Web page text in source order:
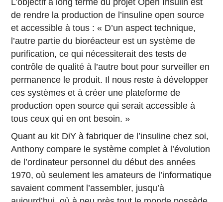
L’objectif à long terme du projet Open Insulin est
de rendre la production de l’insuline open source
et accessible à tous : « D’un aspect technique,
l’autre partie du bioréacteur est un système de
purification, ce qui nécessiterait des tests de
contrôle de qualité à l’autre bout pour surveiller en
permanence le produit. Il nous reste à développer
ces systèmes et à créer une plateforme de
production open source qui serait accessible à
tous ceux qui en ont besoin. »
Quant au kit DiY à fabriquer de l’insuline chez soi,
Anthony compare le système complet à l’évolution
de l’ordinateur personnel du début des années
1970, où seulement les amateurs de l’informatique
savaient comment l’assembler, jusqu’à